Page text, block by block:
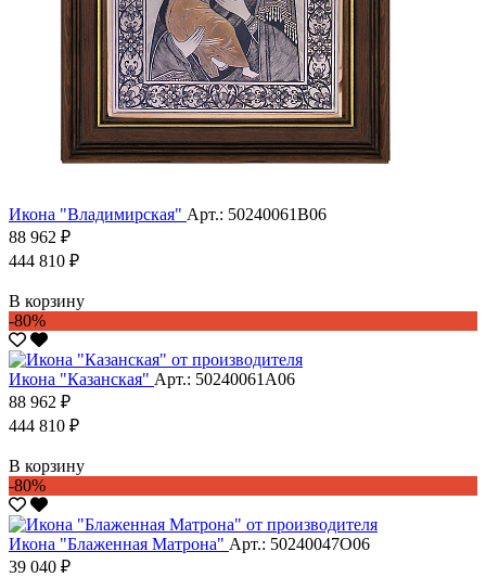
Икона "Владимирская" Арт.: 50240061В06
88 962 ₽
444 810 ₽
В корзину
-80%
Икона "Казанская" Арт.: 50240061А06
88 962 ₽
444 810 ₽
В корзину
-80%
Икона "Блаженная Матрона" Арт.: 50240047О06
39 040 ₽